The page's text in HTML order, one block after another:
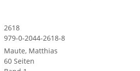
2618
979-0-2044-2618-8
Maute, Matthias
60 Seiten